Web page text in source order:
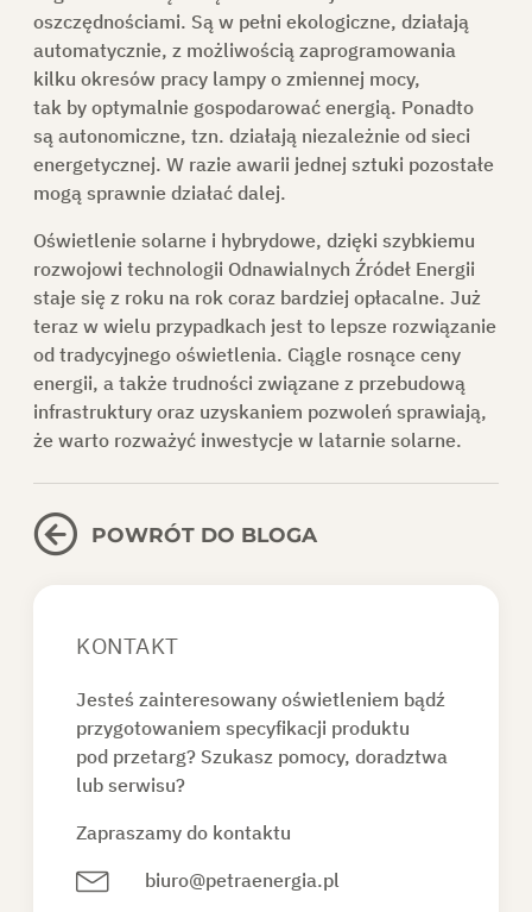
oszczędnościami. Są w pełni ekologiczne, działają
automatycznie, z możliwością zaprogramowania
kilku okresów pracy lampy o zmiennej mocy,
tak by optymalnie gospodarować energią. Ponadto
są autonomiczne, tzn. działają niezależnie od sieci
energetycznej. W razie awarii jednej sztuki pozostałe
mogą sprawnie działać dalej.
Oświetlenie solarne i hybrydowe, dzięki szybkiemu
rozwojowi technologii Odnawialnych Źródeł Energii
staje się z roku na rok coraz bardziej opłacalne. Już
teraz w wielu przypadkach jest to lepsze rozwiązanie
od tradycyjnego oświetlenia. Ciągle rosnące ceny
energii, a także trudności związane z przebudową
infrastruktury oraz uzyskaniem pozwoleń sprawiają,
że warto rozważyć inwestycje w latarnie solarne.
POWRÓT DO BLOGA
KONTAKT
Jesteś zainteresowany oświetleniem bądź
przygotowaniem specyfikacji produktu
pod przetarg? Szukasz pomocy, doradztwa
lub serwisu?
Zapraszamy do kontaktu
biuro@petraenergia.pl